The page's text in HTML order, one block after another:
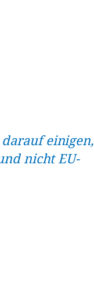
einigen,
nicht EU-